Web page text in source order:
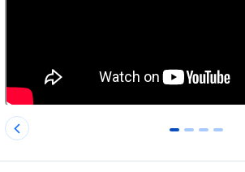
0 1 2 3